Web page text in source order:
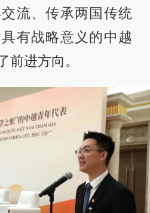
流、传承两国传统
有战略意义的中越
前进方向。